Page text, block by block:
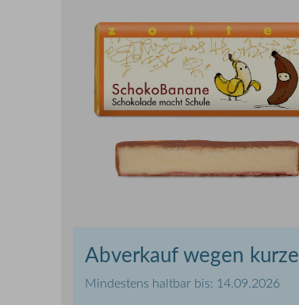
Abverkauf wegen
Mindestens haltbar bis: 14.09.2026